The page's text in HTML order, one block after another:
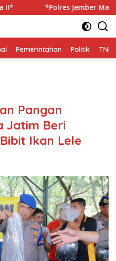
*Polres Jember Masifkan
Pemerintahan Politik TNI
Pangan
Jatim Beri
Ikan Lele